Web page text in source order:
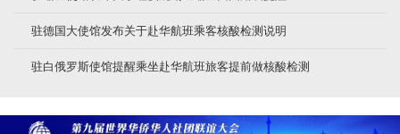
驻德国大使馆发布关于赴华航班乘客核酸检测说明
驻白俄罗斯使馆提醒乘坐赴华航班旅客提前做核酸检测